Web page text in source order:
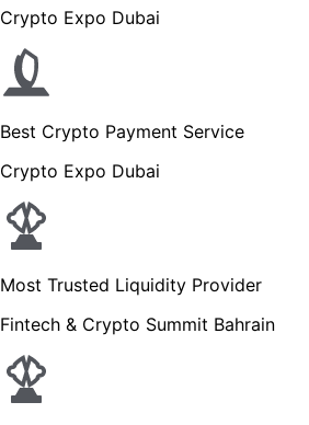
Crypto Expo Dubai
Best Crypto Payment Service
Crypto Expo Dubai
Most Trusted Liquidity Provider
Fintech & Crypto Summit Bahrain